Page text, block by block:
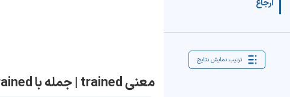
ارجاع
ترتیب نمایش نتایج
معنی trained | جمله با trained